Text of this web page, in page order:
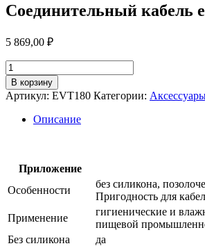
Соединительный кабель
5 869,00 ₽
Количество
товара
Соединительный
кабель
evt180
В корзину
Артикул: EVT180 Категории:
Описание
Приложение
Особенности
без силикона,
Пригодность для
Применение
гигиенические и
пищевой
Без силикона
да